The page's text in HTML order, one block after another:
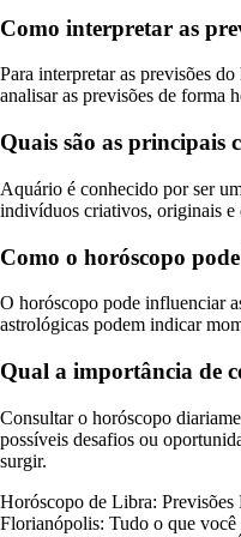
Como interpretar as
Para interpretar as previsões
analisar as previsões de forma
Quais são as principais
Aquário é conhecido por ser
indivíduos criativos, originais e
Como o horóscopo
O horóscopo pode influenciar
astrológicas podem indicar
Qual a importância de
Consultar o horóscopo
possíveis desafios ou
surgir.
Horóscopo de Libra:
Florianópolis: Tudo o que você